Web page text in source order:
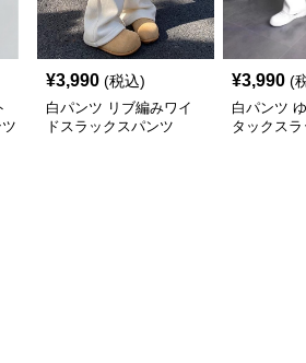
¥3,990 (税込)
白パンツ リブ編みワイ
ドスラックスパンツ
¥3,990 (
白パンツ
タックスラ